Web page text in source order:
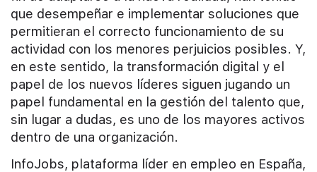
que desempeñar e implementar soluciones que
permitieran el correcto funcionamiento de su
actividad con los menores perjuicios posibles. Y,
en este sentido, la transformación digital y el
papel de los nuevos líderes siguen jugando un
papel fundamental en la gestión del talento que,
sin lugar a dudas, es uno de los mayores activos
dentro de una organización.
InfoJobs, plataforma líder en empleo en España,